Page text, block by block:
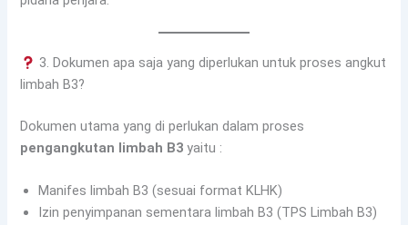
3. Dokumen apa saja yang diperlukan untuk proses angkut
limbah B3?
Dokumen utama yang di perlukan dalam proses
pengangkutan limbah B3 yaitu :
Manifes limbah B3 (sesuai format KLHK)
Izin penyimpanan sementara limbah B3 (TPS Limbah B3)